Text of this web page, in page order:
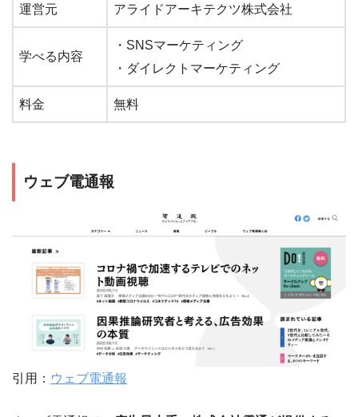
運営元 アライドアーキテクツ株式会社
学べる内容
・SNSマーケティング
・ダイレクトマーケティング
料金 無料
ウェブ電通報
引用： ウェブ電通報